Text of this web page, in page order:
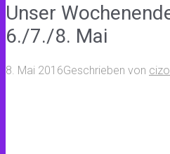
Unser
6./7./8. Mai
8. Mai 2016Geschrieben von